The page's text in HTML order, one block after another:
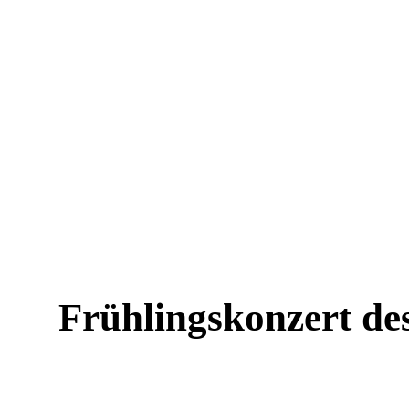
Frühlingskonzert